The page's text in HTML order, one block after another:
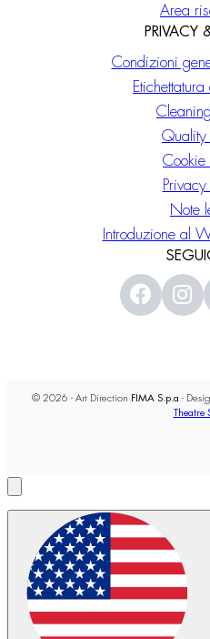
Area
PRIVACY
Condizioni
Quality
Cookie
Note
Introduzione al
© 2026 - Art Direction FIMA S.p.a -
Theatre